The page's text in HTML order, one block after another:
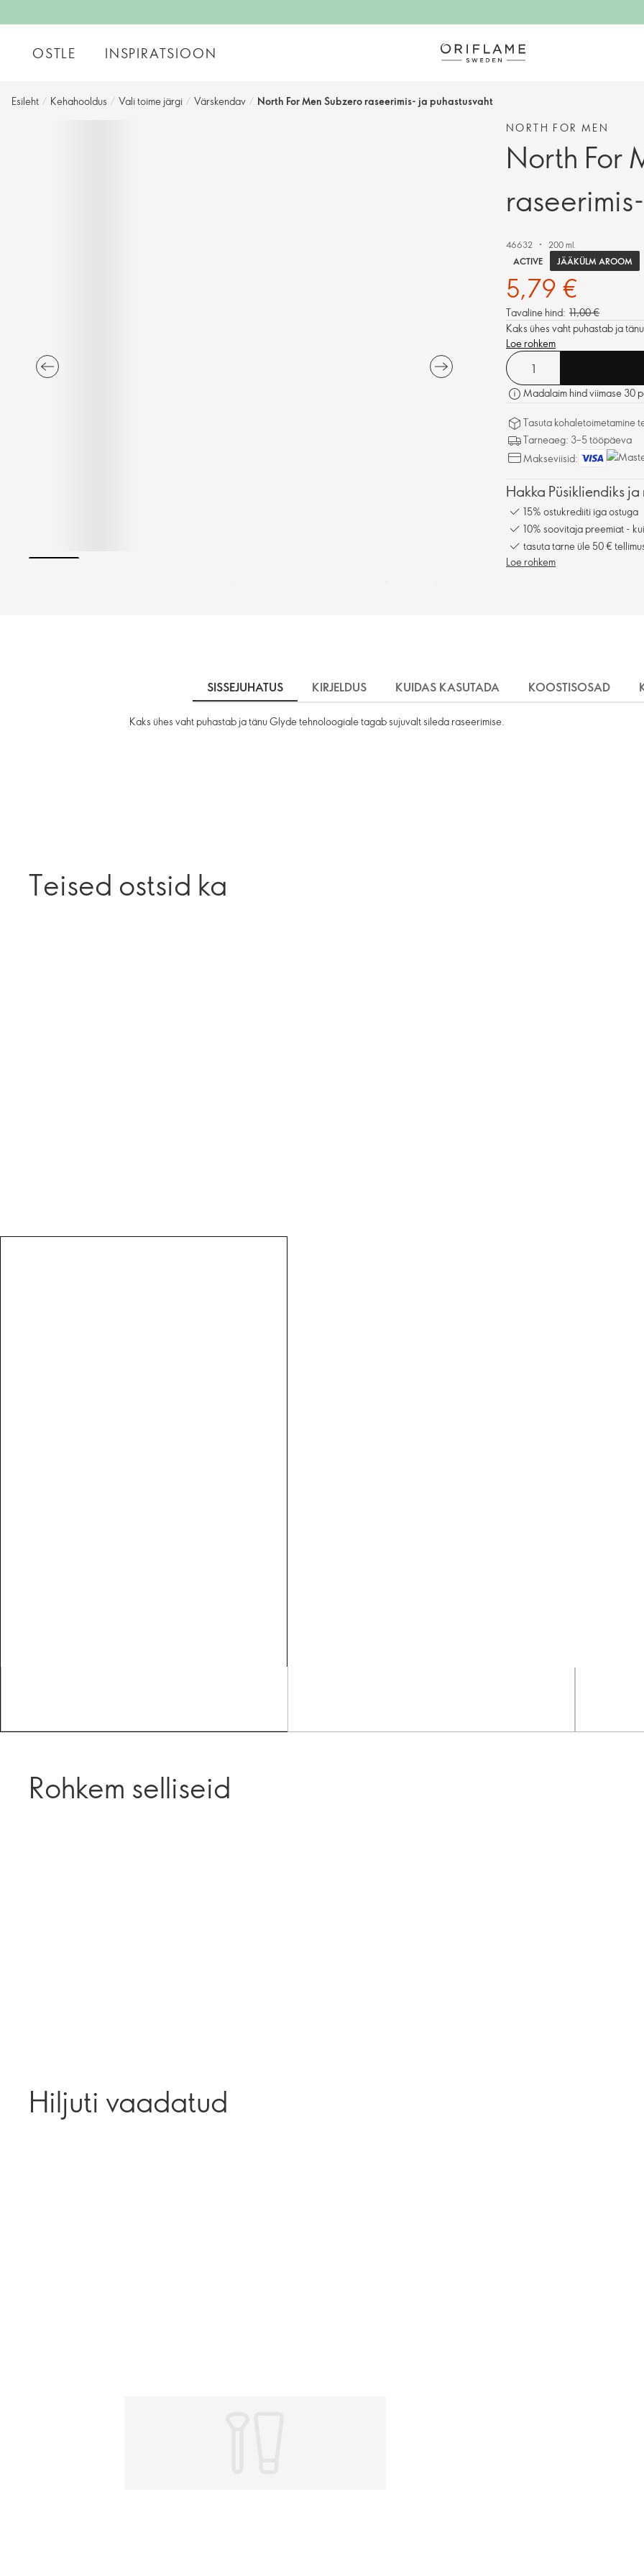
OSTLE INSPIRATSIOON
Esileht / Kehahooldus / Vali toime järgi / Värskendav / North For Men Subzero raseerimis- ja puhastusvaht
NORTH FOR MEN
North For
46632
200 ml.
ACTIVE
JÄÄKÜLM AROOM
5,79 €
Tavaline hind: 11,00 €
Kaks ühes vaht puhastab ja
Loe rohkem
Madalaim hind viimase 30
Tasuta kohaletoimetamine
Tarneaeg: 3–5 tööpäeva
Makseviisid:
Hakka Püsikliendiks
15% ostukrediiti iga ostuga
10% soovitaja preemiat -
tasuta tarne üle 50 €
Loe rohkem
SISSEJUHATUS KIRJELDUS KUIDAS KASUTADA KOOSTISOSAD
Kaks ühes vaht puhastab ja tänu Glyde tehnoloogiale tagab sujuvalt sileda raseerimise.
Teised ostsid ka
Rohkem selliseid
Hiljuti vaadatud